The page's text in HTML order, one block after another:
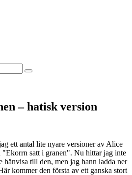
– hatisk version
ett antal lite nyare versioner av Alice
"Ekorrn satt i granen". Nu hittar jag inte
till den, men jag hann ladda ner
kommer den första av ett ganska stort